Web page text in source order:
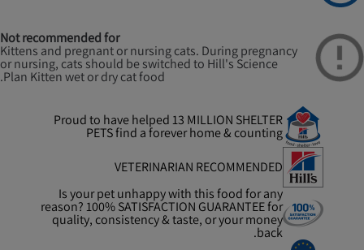
Not recommended for
Kittens and pregnant or nursing cats. During pregnancy
or nursing, cats should be switched to Hill's Science
Plan Kitten wet or dry cat food.
Proud to have helped 13 MILLION SHELTER
PETS find a forever home & counting
VETERINARIAN RECOMMENDED
Is your pet unhappy with this food for any
reason? 100% SATISFACTION GUARANTEE for
quality, consistency & taste, or your money
back.